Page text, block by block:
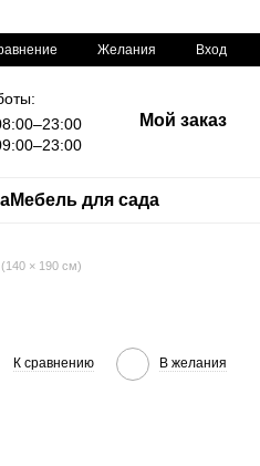
Желания Вход
Мой заказ
Мебель для сада
× 190 см)
К сравнению В желания